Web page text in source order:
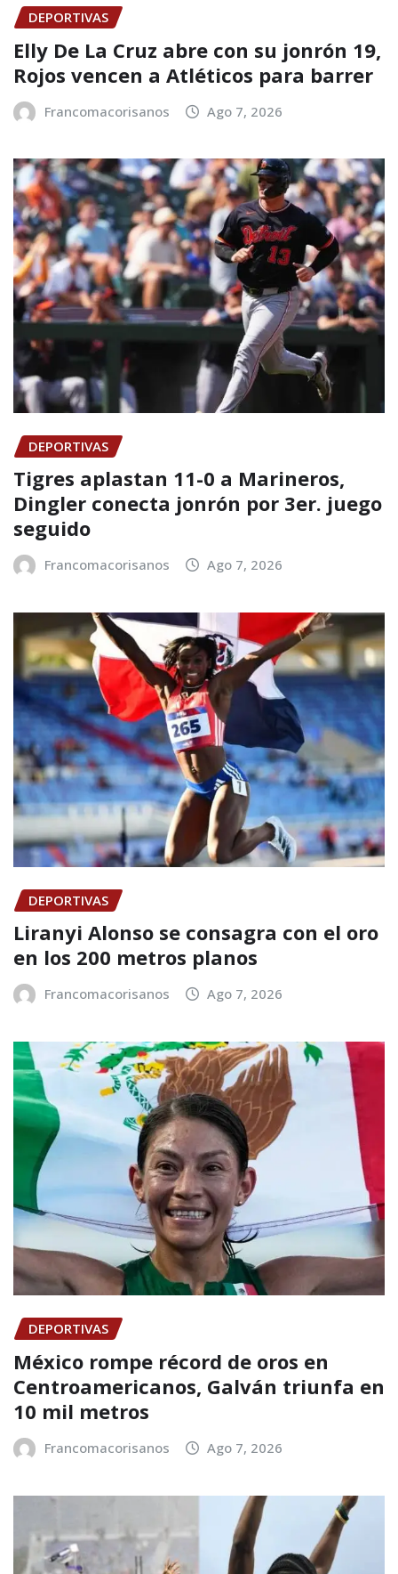
DEPORTIVAS
Elly De La Cruz abre con su jonrón 19,
Rojos vencen a Atléticos para barrer
Francomacorisanos Ago 7, 2026
DEPORTIVAS
Tigres aplastan 11-0 a Marineros,
Dingler conecta jonrón por 3er. juego
seguido
Francomacorisanos Ago 7, 2026
DEPORTIVAS
Liranyi Alonso se consagra con el oro
en los 200 metros planos
Francomacorisanos Ago 7, 2026
DEPORTIVAS
México rompe récord de oros en
Centroamericanos, Galván triunfa en
10 mil metros
Francomacorisanos Ago 7, 2026